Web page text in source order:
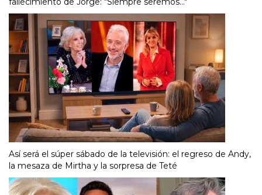
Así será el súper sábado de la televisión: el regreso de Andy,
la mesaza de Mirtha y la sorpresa de Teté